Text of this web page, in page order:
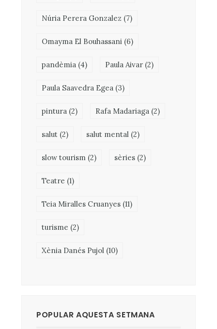
Núria Perera Gonzalez (7)
Omayma El Bouhassani (6)
pandèmia (4) Paula Aivar (2)
Paula Saavedra Egea (3)
pintura (2) Rafa Madariaga (2)
salut (2) salut mental (2)
slow tourism (2) sèries (2)
Teatre (1)
Teia Miralles Cruanyes (11)
turisme (2)
Xènia Danés Pujol (10)
POPULAR AQUESTA SETMANA